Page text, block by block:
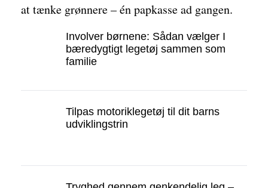
at tænke grønnere – én papkasse ad gangen.
Involver børnene: Sådan vælger I
bæredygtigt legetøj sammen som
familie
Tilpas motoriklegetøj til dit barns
udviklingstrin